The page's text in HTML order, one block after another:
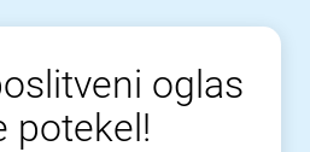
oglas
potekel!